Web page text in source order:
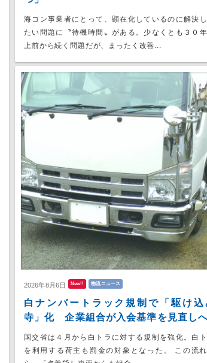
海コン事業者にとって、顕在化しているのに解決
たい問題に〝待機時間〟がある。少なくとも３０年
上前から続く問題だが、まったく改善...
2026年8月6日 New!! 物流ニュース
白ナンバートラック規制で「駆け込
寺」化 企業組合が入会基準を見直し
国交省は４月から白トラに対する規制を強化。白ト
を利用する荷主も罰金の対象となった。 この流